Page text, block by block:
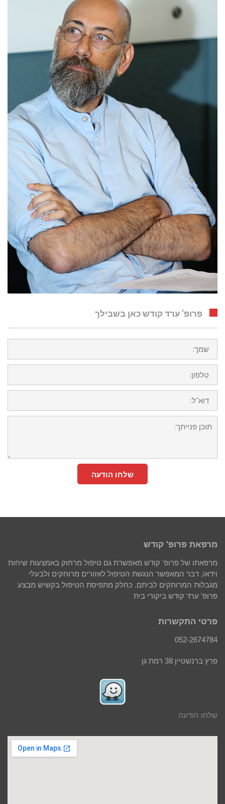
פרופ' ערד קודש כאן בשבילך
שלחו הודעה
מרפאת פרופ' קודש
מרפאתו של פרופ' קודש מאפשרת גם טיפול מרחוק באמצעות שיחות
וידאו, דבר המאפשר הנגשת הטיפול לאזורים מרוחקים ולבעלי
מגבלות המרותקים לביתם. כחלק מתפיסת הטיפול בקשיש מבצע
פרופ' ערד קודש ביקורי בית
פרטי התקשרות
052-2674784
פרץ ברנשטיין 38 רמת גן
שלחו הודעה